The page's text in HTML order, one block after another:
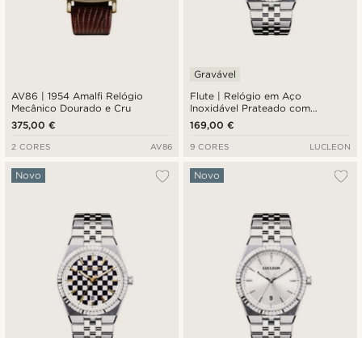
AV86 | 1954 Amalfi Relógio
Mecânico Dourado e Cru
375,00 €
2 CORES AV86
Flute | Relógio em Aço
Inoxidável Prateado com
Mostrador Sunray Branco com
Textura e Pulseira Jubilee
Gravável
169,00 €
9 CORES LUCLEON
Novo Novo